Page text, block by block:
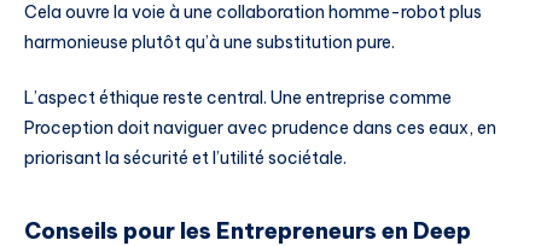
Cela ouvre la voie à une collaboration homme-robot plus
harmonieuse plutôt qu’à une substitution pure.
L’aspect éthique reste central. Une entreprise comme
Proception doit naviguer avec prudence dans ces eaux, en
priorisant la sécurité et l’utilité sociétale.
Conseils pour les Entrepreneurs en Deep